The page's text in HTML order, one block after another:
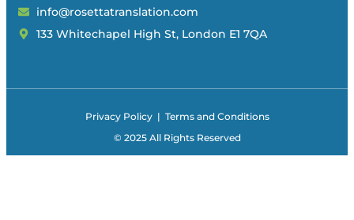
info@rosettatranslation.com
133 Whitechapel High St, London E1 7QA
Privacy Policy| Terms and Conditions
© 2025 All Rights Reserved